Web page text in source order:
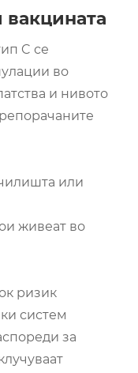
вакцината
C се
во
и нивото
или
живеат во
ризик
систем
за